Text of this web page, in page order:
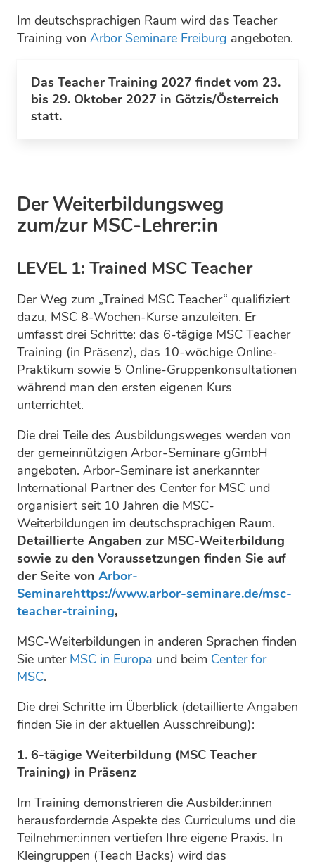
Im deutschsprachigen Raum wird das Teacher
Training von Arbor Seminare Freiburg angeboten.
Das Teacher Training 2027 findet vom 23.
bis 29. Oktober 2027 in Götzis/Österreich
statt.
Der Weiterbildungsweg
zum/zur MSC-Lehrer:in
LEVEL 1: Trained MSC Teacher
Der Weg zum „Trained MSC Teacher“ qualifiziert
dazu, MSC 8-Wochen-Kurse anzuleiten. Er
umfasst drei Schritte: das 6-tägige MSC Teacher
Training (in Präsenz), das 10-wöchige Online-
Praktikum sowie 5 Online-Gruppenkonsultationen
während man den ersten eigenen Kurs
unterrichtet.
Die drei Teile des Ausbildungsweges werden von
der gemeinnützigen Arbor-Seminare gGmbH
angeboten. Arbor-Seminare ist anerkannter
International Partner des Center for MSC und
organisiert seit 10 Jahren die MSC-
Weiterbildungen im deutschsprachigen Raum.
Detaillierte Angaben zur MSC-Weiterbildung
sowie zu den Voraussetzungen finden Sie auf
der Seite von Arbor-
Seminarehttps://www.arbor-seminare.de/msc-
teacher-training,
MSC-Weiterbildungen in anderen Sprachen finden
Sie unter MSC in Europa und beim Center for
MSC.
Die drei Schritte im Überblick (detaillierte Angaben
finden Sie in der aktuellen Ausschreibung):
1. 6-tägige Weiterbildung (MSC Teacher
Training) in Präsenz
Im Training demonstrieren die Ausbilder:innen
herausfordernde Aspekte des Curriculums und die
Teilnehmer:innen vertiefen Ihre eigene Praxis. In
Kleingruppen (Teach Backs) wird das